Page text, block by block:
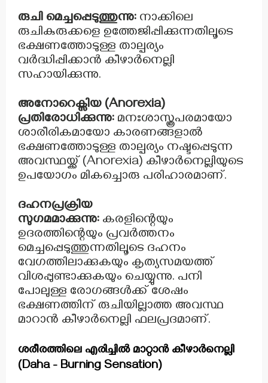
രുചി മെച്ചപ്പെടുത്തുന്നു: നാക്കിലെ
രുചികുരുക്കളെ ഉത്തേജിപ്പിക്കുന്നതിലൂടെ
ഭക്ഷണത്തോടുള്ള താല്പര്യം
വർദ്ധിപ്പിക്കാൻ കീഴാർനെല്ലി
സഹായിക്കുന്നു.
അനോറെക്സിയ (Anorexia)
പ്രതിരോധിക്കുന്നു: മനഃശാസ്ത്രപരമായോ
ശാരീരികമായോ കാരണങ്ങളാൽ
ഭക്ഷണത്തോടുള്ള താല്പര്യം നഷ്ടപ്പെടുന്ന
അവസ്ഥയ്ക്ക് (Anorexia) കീഴാർനെല്ലിയുടെ
ഉപയോഗം മികച്ചൊരു പരിഹാരമാണ്.
ദഹനപ്രക്രിയ
സുഗമമാക്കുന്നു: കരളിന്റെയും
ഉദരത്തിന്റെയും പ്രവർത്തനം
മെച്ചപ്പെടുത്തുന്നതിലൂടെ ദഹനം
വേഗത്തിലാക്കുകയും കൃത്യസമയത്ത്
വിശപ്പുണ്ടാക്കുകയും ചെയ്യുന്നു. പനി
പോലുള്ള രോഗങ്ങൾക്ക് ശേഷം
ഭക്ഷണത്തിന് രുചിയില്ലാത്ത അവസ്ഥ
മാറാൻ കീഴാർനെല്ലി ഫലപ്രദമാണ്.
ശരീരത്തിലെ എരിച്ചിൽ മാറ്റാൻ കീഴാർനെല്ലി
(Daha - Burning Sensation)